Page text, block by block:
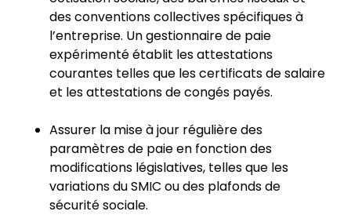
des conventions collectives spécifiques à
l’entreprise. Un gestionnaire de paie
expérimenté établit les attestations
courantes telles que les certificats de salaire
et les attestations de congés payés.
Assurer la mise à jour régulière des
paramètres de paie en fonction des
modifications législatives, telles que les
variations du SMIC ou des plafonds de
sécurité sociale.